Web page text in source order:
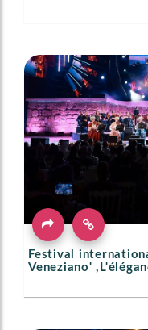
Festival
Veneziano'